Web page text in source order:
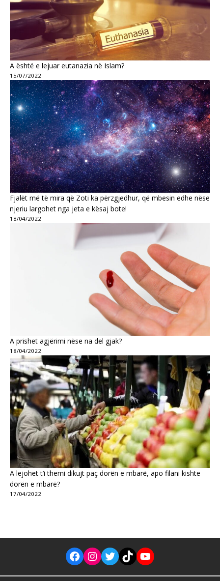
A është e lejuar eutanazia në Islam?
15/07/2022
Fjalët më të mira që Zoti ka përzgjedhur, që mbesin edhe nëse
njeriu largohet nga jeta e kësaj bote!
18/04/2022
A prishet agjërimi nëse na del gjak?
18/04/2022
A lejohet t’i themi dikujt paç dorën e mbarë, apo filani kishte
dorën e mbarë?
17/04/2022